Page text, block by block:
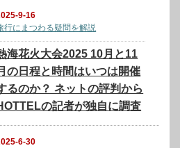
9-16
行にまつわる疑問を解説
海花火大会2025 10月と11
の日程と時間はいつは開催
るのか？ ネットの評判から
の記者が独自に調査
6-30